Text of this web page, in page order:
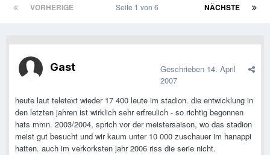
VORHERIGE NÄCHSTE
Seite 1 von 6
Gast Geschrieben 14. April
2007
heute laut teletext wieder 17 400 leute im stadion. die entwicklung in
den letzten jahren ist wirklich sehr erfreulich - so richtig begonnen
hats mmn. 2003/2004, sprich vor der meistersaison, wo das stadion
meist gut besucht und wir kaum unter 10 000 zuschauer im hanappi
hatten. auch im verkorksten jahr 2006 riss die serie nicht.